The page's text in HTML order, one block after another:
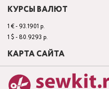
КУРСЫ ВАЛЮТ
1 € - 93.1901 р.
1 $ - 80.9293 р.
КАРТА САЙТА